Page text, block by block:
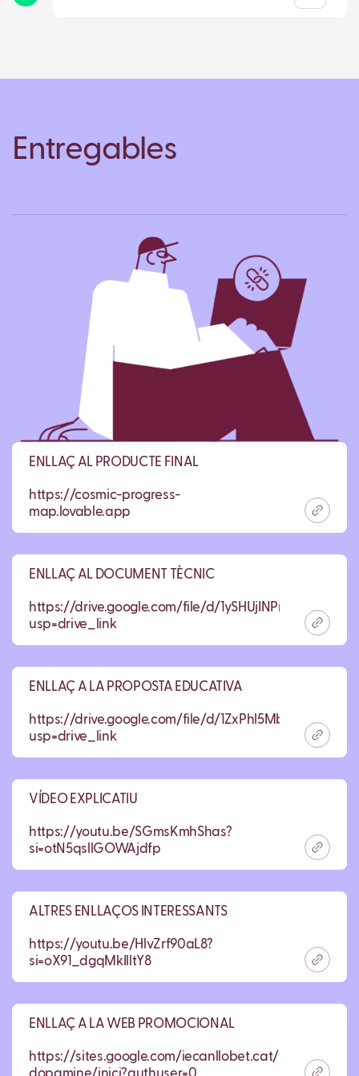
Entregables
ENLLAÇ AL PRODUCTE FINAL
https://cosmic-progress-
map.lovable.app
ENLLAÇ AL DOCUMENT TÈCNIC
https://drive.google.com/file/d/
usp=drive_link
ENLLAÇ A LA PROPOSTA EDUCATIVA
https://drive.google.com/file/d/
usp=drive_link
VÍDEO EXPLICATIU
https://youtu.be/SGmsKmhShas?
si=otN5qsllGOWAjdfp
ALTRES ENLLAÇOS INTERESSANTS
https://youtu.be/HlvZrf90aL8?
si=oX91_dgqMkIlltY8
ENLLAÇ A LA WEB PROMOCIONAL
https://sites.google.com/iecanllobet.cat/f-